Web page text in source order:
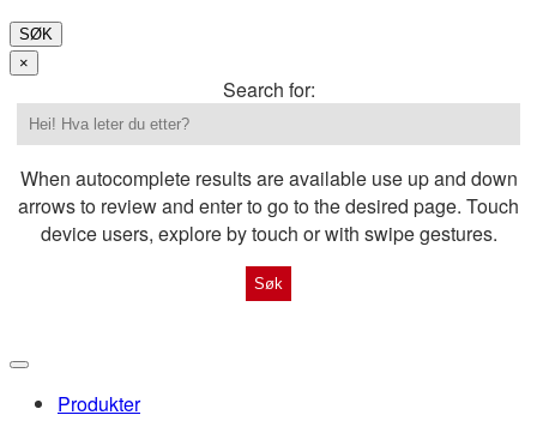
SØK
×
Search for:
When autocomplete results are available use up and down
arrows to review and enter to go to the desired page. Touch
device users, explore by touch or with swipe gestures.
Produkter